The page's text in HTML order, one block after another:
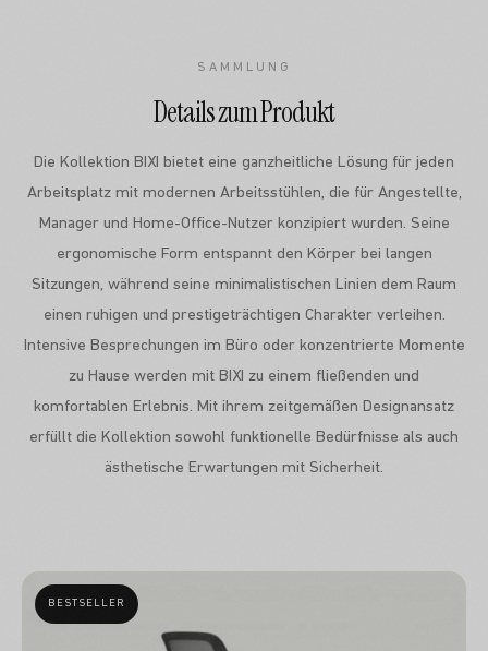
SAMMLUNG
Details zum Produkt
Die Kollektion BIXI bietet eine ganzheitliche Lösung für jeden
Arbeitsplatz mit modernen Arbeitsstühlen, die für Angestellte,
Manager und Home-Office-Nutzer konzipiert wurden. Seine
ergonomische Form entspannt den Körper bei langen
Sitzungen, während seine minimalistischen Linien dem Raum
einen ruhigen und prestigeträchtigen Charakter verleihen.
Intensive Besprechungen im Büro oder konzentrierte Momente
zu Hause werden mit BIXI zu einem fließenden und
komfortablen Erlebnis. Mit ihrem zeitgemäßen Designansatz
erfüllt die Kollektion sowohl funktionelle Bedürfnisse als auch
ästhetische Erwartungen mit Sicherheit.
BESTSELLER